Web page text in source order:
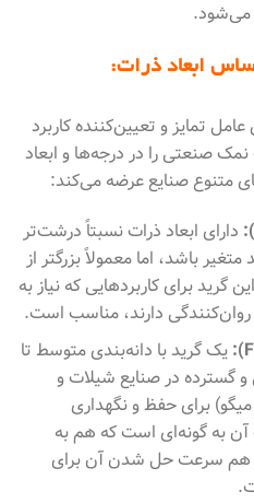
می‌شود.
ابعاد ذرات:
تمایز و تعیین‌کننده کاربرد
صنعتی را در درجه‌ها و ابعاد
متنوع صنایع عرضه می‌کند:
دارای ابعاد ذرات نسبتاً درشت‌تر
باشد، اما معمولاً بزرگتر از
برای کاربردهایی که نیاز به
دارند، مناسب است.
یک گرید با دانه‌بندی متوسط تا
در صنایع شیلات و
برای حفظ و نگهداری
آن به گونه‌ای است که هم به
سرعت حل شدن آن برای